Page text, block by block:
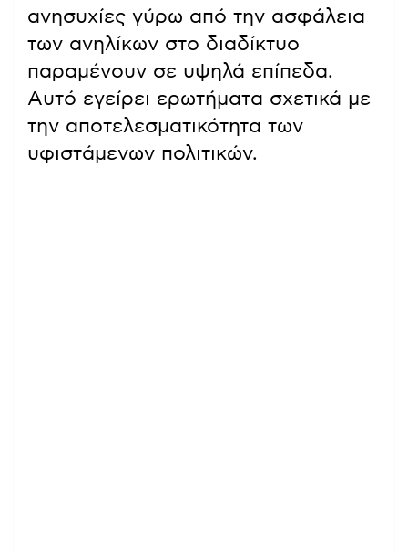
ανησυχίες γύρω από την ασφάλεια
των ανηλίκων στο διαδίκτυο
παραμένουν σε υψηλά επίπεδα.
Αυτό εγείρει ερωτήματα σχετικά με
την αποτελεσματικότητα των
υφιστάμενων πολιτικών.